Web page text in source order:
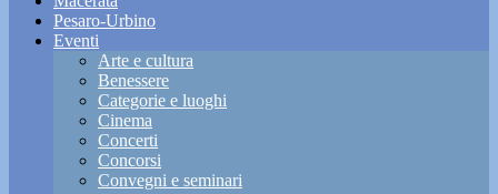
Pesaro-Urbino
Eventi
Arte e cultura
Benessere
Categorie e luoghi
Cinema
Concerti
Concorsi
Convegni e seminari